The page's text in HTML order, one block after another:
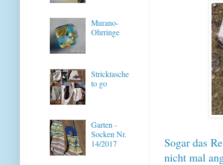
Sogar das
nicht mal
Murano-
Ohrringe
Stricktasche
to go
Garten -
Socken Nr.
14/2017